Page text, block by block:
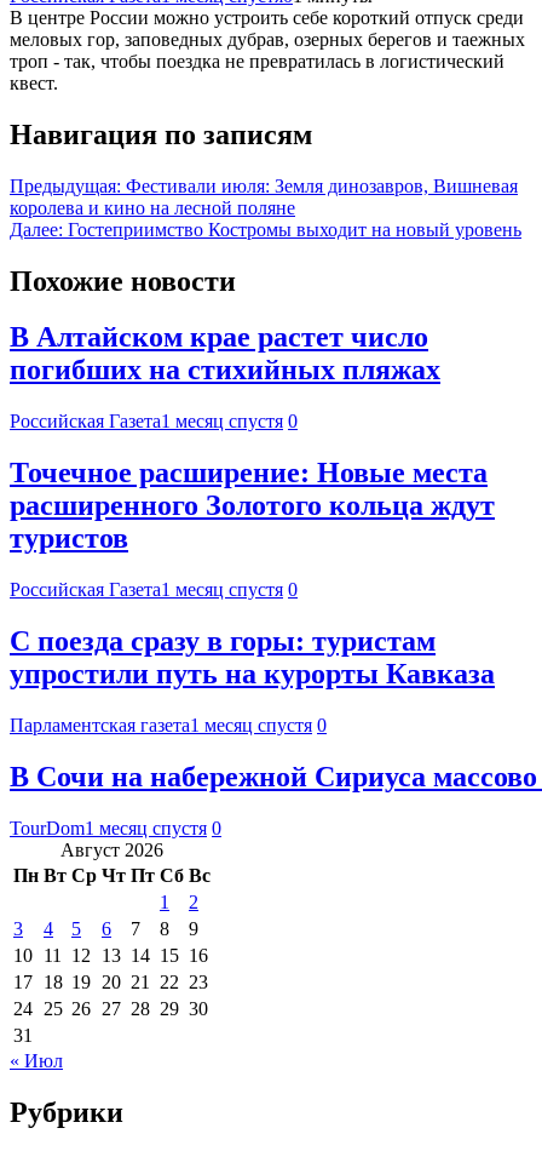
В центре России можно устроить себе короткий отпуск среди
меловых гор, заповедных дубрав, озерных берегов и таежных
троп - так, чтобы поездка не превратилась в логистический
квест.
Навигация по записям
Предыдущая: Фестивали июля: Земля динозавров, Вишневая
королева и кино на лесной поляне
Далее: Гостеприимство Костромы выходит на новый уровень
Похожие новости
В Алтайском крае растет число
погибших на стихийных пляжах
Российская Газета1 месяц спустя 0
Точечное расширение: Новые места
расширенного Золотого кольца ждут
туристов
Российская Газета1 месяц спустя 0
С поезда сразу в горы: туристам
упростили путь на курорты Кавказа
Парламентская газета1 месяц спустя 0
В Сочи на набережной Сириуса
TourDom1 месяц спустя 0
Август 2026
Пн Вт Ср Чт Пт Сб Вс
1
2
3
4 5 6 7 8
9
10 11 12 13 14 15 16
17 18 19 20 21 22 23
24 25 26 27 28 29 30
31
« Июл
Рубрики